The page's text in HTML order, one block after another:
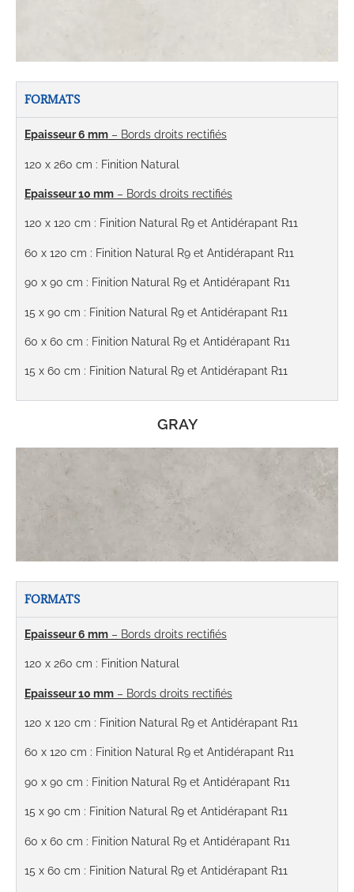
FORMATS
Epaisseur 6 mm – Bords droits rectifiés
120 x 260 cm : Finition Natural
Epaisseur 10 mm – Bords droits rectifiés
120 x 120 cm : Finition Natural R9 et Antidérapant R11
60 x 120 cm : Finition Natural R9 et Antidérapant R11
90 x 90 cm : Finition Natural R9 et Antidérapant R11
15 x 90 cm : Finition Natural R9 et Antidérapant R11
60 x 60 cm : Finition Natural R9 et Antidérapant R11
15 x 60 cm : Finition Natural R9 et Antidérapant R11
GRAY
FORMATS
Epaisseur 6 mm – Bords droits rectifiés
120 x 260 cm : Finition Natural
Epaisseur 10 mm – Bords droits rectifiés
120 x 120 cm : Finition Natural R9 et Antidérapant R11
60 x 120 cm : Finition Natural R9 et Antidérapant R11
90 x 90 cm : Finition Natural R9 et Antidérapant R11
15 x 90 cm : Finition Natural R9 et Antidérapant R11
60 x 60 cm : Finition Natural R9 et Antidérapant R11
15 x 60 cm : Finition Natural R9 et Antidérapant R11